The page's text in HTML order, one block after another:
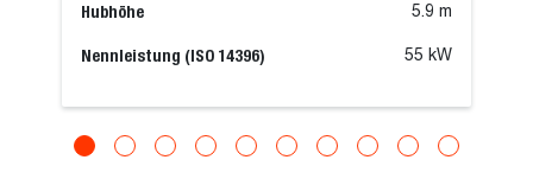
Hubhöhe 5.9 m
Nennleistung (ISO 14396) 55 kW